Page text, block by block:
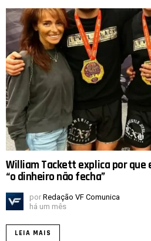
William Tackett explica por que
“o dinheiro não fecha”
por Redação VF Comunica
há um mês
LEIA MAIS